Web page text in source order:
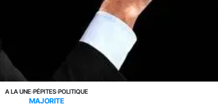
A LA UNE›PÉPITES›POLITIQUE
MAJORITE